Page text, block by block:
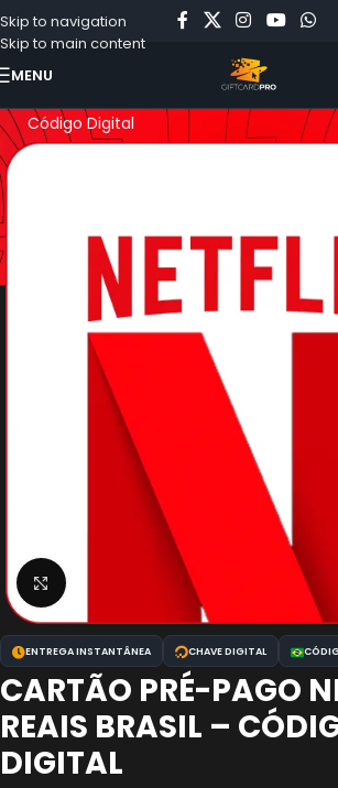
Skip to navigation
Skip to main content
MENU
Código Digital
Clique para ampliar
ENTREGA INSTANTÂNEA CHAVE DIGITAL
CARTÃO PRÉ-PAGO
REAIS BRASIL –
DIGITAL